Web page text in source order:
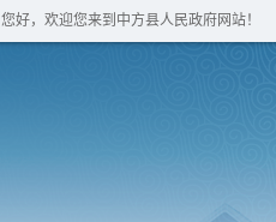
您好，欢迎您来到中方县人民政府网站！